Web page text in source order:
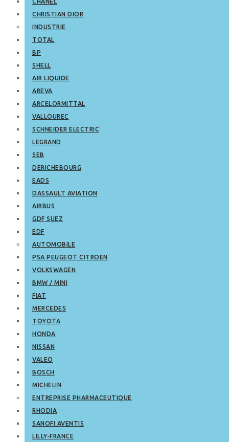
CHRISTIAN DIOR
INDUSTRIE
TOTAL
BP
SHELL
AIR LIQUIDE
AREVA
ARCELORMITTAL
VALLOUREC
SCHNEIDER ELECTRIC
LEGRAND
SEB
DERICHEBOURG
EADS
DASSAULT AVIATION
AIRBUS
GDF SUEZ
EDF
AUTOMOBILE
PSA PEUGEOT CITROEN
VOLKSWAGEN
BMW / MINI
FIAT
MERCEDES
TOYOTA
HONDA
NISSAN
VALEO
BOSCH
MICHELIN
ENTREPRISE PHARMACEUTIQUE
RHODIA
SANOFI AVENTIS
LILLY-FRANCE